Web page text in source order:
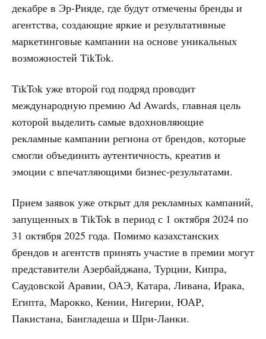
декабре в Эр-Рияде, где будут отмечены бренды и
агентства, создающие яркие и результативные
маркетинговые кампании на основе уникальных
возможностей TikTok.
TikTok уже второй год подряд проводит
международную премию Ad Awards, главная цель
которой выделить самые вдохновляющие
рекламные кампании региона от брендов, которые
смогли объединить аутентичность, креатив и
эмоции с впечатляющими бизнес-результатами.
Прием заявок уже открыт для рекламных кампаний,
запущенных в TikTok в период с 1 октября 2024 по
31 октября 2025 года. Помимо казахстанских
брендов и агентств принять участие в премии могут
представители Азербайджана, Турции, Кипра,
Саудовской Аравии, ОАЭ, Катара, Ливана, Ирака,
Египта, Марокко, Кении, Нигерии, ЮАР,
Пакистана, Бангладеша и Шри-Ланки.